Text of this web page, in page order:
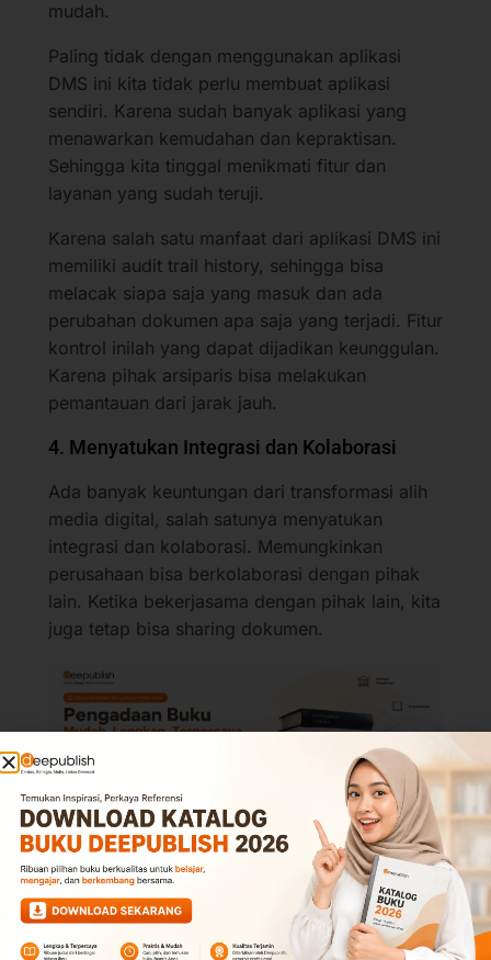
mudah.
Paling tidak dengan menggunakan aplikasi
DMS ini kita tidak perlu membuat aplikasi
sendiri. Karena sudah banyak aplikasi yang
menawarkan kemudahan dan kepraktisan.
Sehingga kita tinggal menikmati fitur dan
layanan yang sudah teruji.
Karena salah satu manfaat dari aplikasi DMS ini
memiliki audit trail history, sehingga bisa
melacak siapa saja yang masuk dan ada
perubahan dokumen apa saja yang terjadi. Fitur
kontrol inilah yang dapat dijadikan keunggulan.
Karena pihak arsiparis bisa melakukan
pemantauan dari jarak jauh.
4. Menyatukan Integrasi dan Kolaborasi
Ada banyak keuntungan dari transformasi alih
media digital, salah satunya menyatukan
integrasi dan kolaborasi. Memungkinkan
perusahaan bisa berkolaborasi dengan pihak
lain. Ketika bekerjasama dengan pihak lain, kita
juga tetap bisa sharing dokumen.
Seperti yang kita tahu, bahwasanya kolaborasi
cara untuk memperluas jangkauan dan
membuka peluang baru. Nah, aplikasi DMS ini
memberikan banyak kemudahan untuk